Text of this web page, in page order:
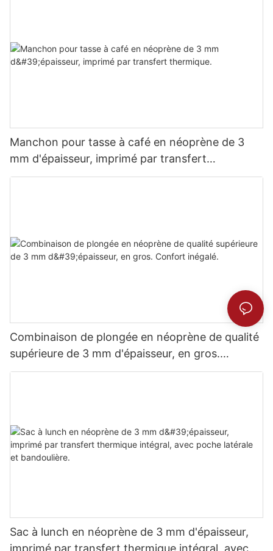
Manchon pour tasse à café en néoprène de 3
mm d'épaisseur, imprimé par transfert
thermique.
Combinaison de plongée en néoprène de qualité
supérieure de 3 mm d'épaisseur, en gros.
Confort inégalé.
Sac à lunch en néoprène de 3 mm d'épaisseur,
imprimé par transfert thermique intégral, avec